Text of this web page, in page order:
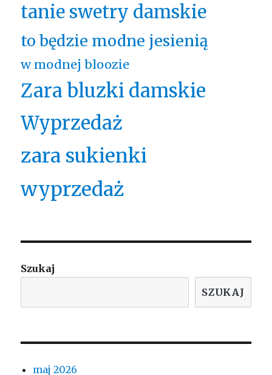
tanie swetry damskie
to będzie modne jesienią
w modnej bloozie
Zara bluzki damskie
Wyprzedaż
zara sukienki
wyprzedaż
Szukaj
SZUKAJ
maj 2026